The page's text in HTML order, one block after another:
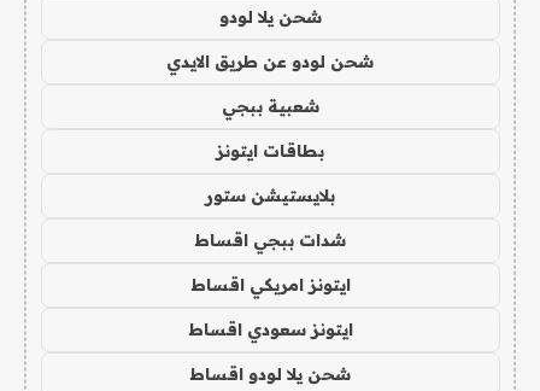
شحن يلا لودو
شحن لودو عن طريق الايدي
شعبية ببجي
بطاقات ايتونز
بلايستيشن ستور
شدات ببجي اقساط
ايتونز امريكي اقساط
ايتونز سعودي اقساط
شحن يلا لودو اقساط